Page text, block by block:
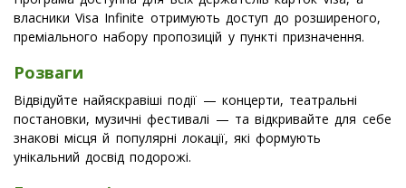
власники Visa Infinite отримують доступ до розширеного,
преміального набору пропозицій у пункті призначення.
Розваги
Відвідуйте найяскравіші події — концерти, театральні
постановки, музичні фестивалі — та відкривайте для себе
знакові місця й популярні локації, які формують
унікальний досвід подорожі.